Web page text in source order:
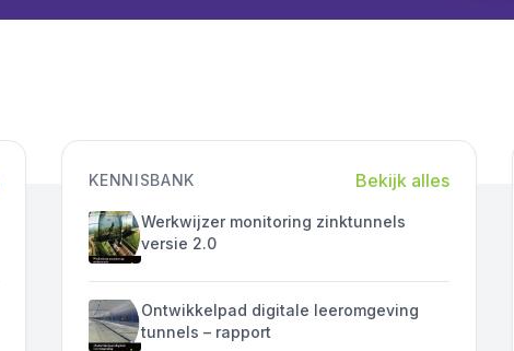
KENNISBANK Bekijk alles
Werkwijzer monitoring zinktunnels
versie 2.0
Ontwikkelpad digitale leeromgeving
tunnels – rapport